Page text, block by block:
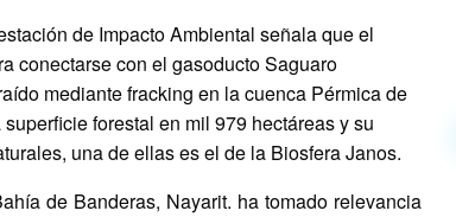
de Impacto Ambiental señala que el
conectarse con el gasoducto Saguaro
mediante fracking en la cuenca Pérmica de
forestal en mil 979 hectáreas y su
una de ellas es el de la Biosfera Janos.
de Banderas, Nayarit. ha tomado relevancia